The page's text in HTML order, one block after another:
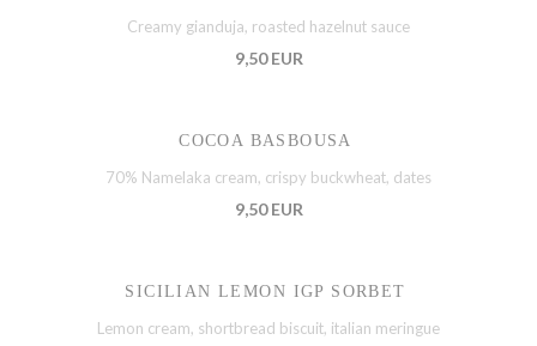
Creamy gianduja, roasted hazelnut sauce
9,50 EUR
COCOA BASBOUSA
70% Namelaka cream, crispy buckwheat, dates
9,50 EUR
SICILIAN LEMON IGP SORBET
Lemon cream, shortbread biscuit, italian meringue